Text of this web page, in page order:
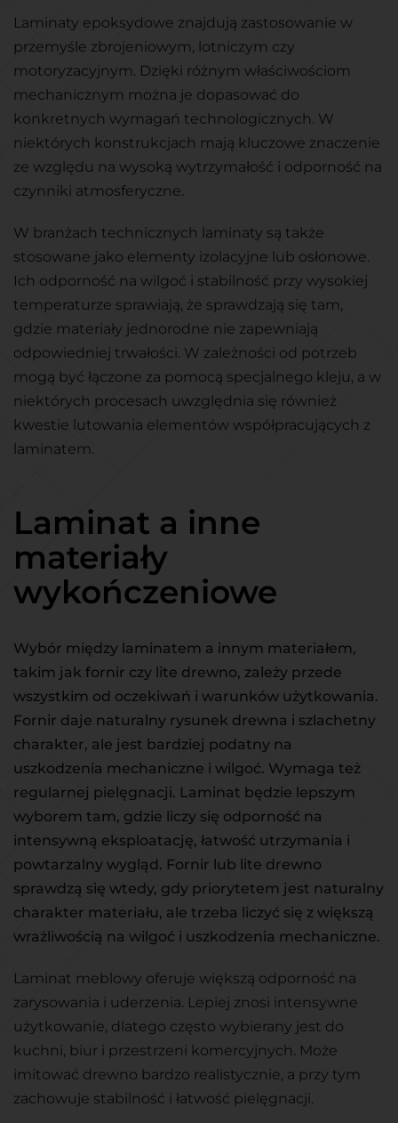
Laminaty epoksydowe znajdują zastosowanie w
przemyśle zbrojeniowym, lotniczym czy
motoryzacyjnym. Dzięki różnym właściwościom
mechanicznym można je dopasować do
konkretnych wymagań technologicznych. W
niektórych konstrukcjach mają kluczowe znaczenie
ze względu na wysoką wytrzymałość i odporność na
czynniki atmosferyczne.
W branżach technicznych laminaty są także
stosowane jako elementy izolacyjne lub osłonowe.
Ich odporność na wilgoć i stabilność przy wysokiej
temperaturze sprawiają, że sprawdzają się tam,
gdzie materiały jednorodne nie zapewniają
odpowiedniej trwałości. W zależności od potrzeb
mogą być łączone za pomocą specjalnego kleju, a w
niektórych procesach uwzględnia się również
kwestie lutowania elementów współpracujących z
laminatem.
Laminat a inne
materiały
wykończeniowe
Wybór między laminatem a innym materiałem,
takim jak fornir czy lite drewno, zależy przede
wszystkim od oczekiwań i warunków użytkowania.
Fornir daje naturalny rysunek drewna i szlachetny
charakter, ale jest bardziej podatny na
uszkodzenia mechaniczne i wilgoć. Wymaga też
regularnej pielęgnacji. Laminat będzie lepszym
wyborem tam, gdzie liczy się odporność na
intensywną eksploatację, łatwość utrzymania i
powtarzalny wygląd. Fornir lub lite drewno
sprawdzą się wtedy, gdy priorytetem jest naturalny
charakter materiału, ale trzeba liczyć się z większą
wrażliwością na wilgoć i uszkodzenia mechaniczne.
Laminat meblowy oferuje większą odporność na
zarysowania i uderzenia. Lepiej znosi intensywne
użytkowanie, dlatego często wybierany jest do
kuchni, biur i przestrzeni komercyjnych. Może
imitować drewno bardzo realistycznie, a przy tym
zachowuje stabilność i łatwość pielęgnacji.